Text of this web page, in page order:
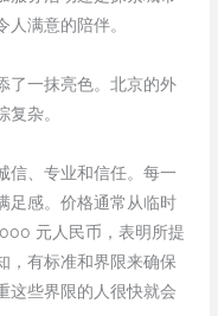
满意的陪伴。
了一抹亮色。北京的外
杂。
信、专业和信任。每一
足感。价格通常从临时
元人民币，表明所提
，有标准和界限来确保
这些界限的人很快就会